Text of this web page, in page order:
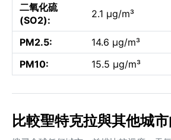
二氧化硫
(SO2):
2.1 µg/m³
PM2.5:
14.6 µg/m³
PM10:
15.5 µg/m³
比較聖特克拉與其他城